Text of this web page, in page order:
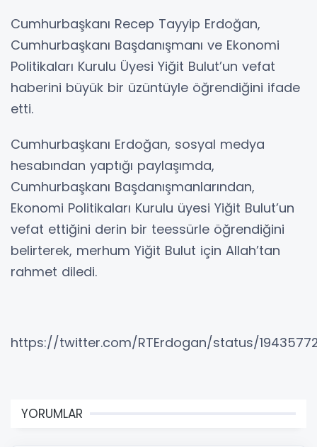
Cumhurbaşkanı Recep Tayyip Erdoğan,
Cumhurbaşkanı Başdanışmanı ve Ekonomi
Politikaları Kurulu Üyesi Yiğit Bulut’un vefat
haberini büyük bir üzüntüyle öğrendiğini ifade
etti.
Cumhurbaşkanı Erdoğan, sosyal medya
hesabından yaptığı paylaşımda,
Cumhurbaşkanı Başdanışmanlarından,
Ekonomi Politikaları Kurulu üyesi Yiğit Bulut’un
vefat ettiğini derin bir teessürle öğrendiğini
belirterek, merhum Yiğit Bulut için Allah’tan
rahmet diledi.
https://twitter.com/RTErdogan/status/
YORUMLAR